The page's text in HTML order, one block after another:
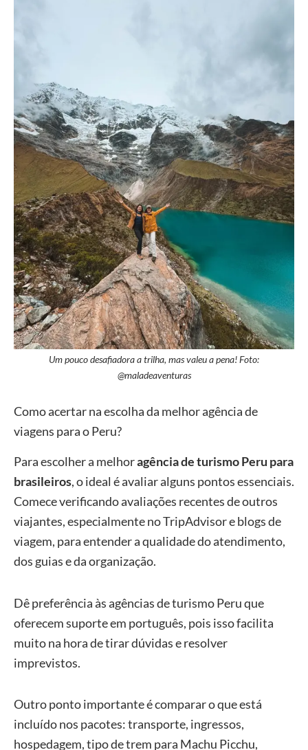
Um pouco desafiadora a trilha, mas valeu a pena! Foto:
@maladeaventuras
Como acertar na escolha da melhor agência de
viagens para o Peru?
Para escolher a melhoragência de turismo Peru para
brasileiros, o ideal é avaliar alguns pontos essenciais.
Comece verificando avaliações recentes de outros
viajantes, especialmente no TripAdvisor e blogs de
viagem, para entender a qualidade do atendimento,
dos guias e da organização.
Dê preferência às agências de turismo Peru que
oferecem suporte em português, pois isso facilita
muito na hora de tirar dúvidas e resolver
imprevistos.
Outro ponto importante é comparar o que está
incluído nos pacotes: transporte, ingressos,
hospedagem, tipo de trem para Machu Picchu,